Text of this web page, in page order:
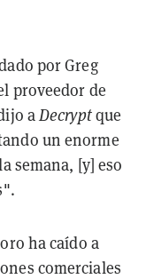
por Greg
proveedor de
aDecryptque
un enorme
semana, [y] eso
ha caído a
comerciales